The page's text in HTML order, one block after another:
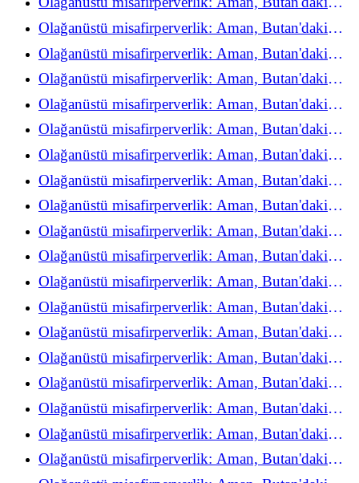
refah deneyimini yeniden keşfediyor
Olağanüstü misafirperverlik: Aman, Butan'daki
refah deneyimini yeniden keşfediyor
Olağanüstü misafirperverlik: Aman, Butan'daki
refah deneyimini yeniden keşfediyor
Olağanüstü misafirperverlik: Aman, Butan'daki
refah deneyimini yeniden keşfediyor
Olağanüstü misafirperverlik: Aman, Butan'daki
refah deneyimini yeniden keşfediyor
Olağanüstü misafirperverlik: Aman, Butan'daki
refah deneyimini yeniden keşfediyor
Olağanüstü misafirperverlik: Aman, Butan'daki
refah deneyimini yeniden keşfediyor
Olağanüstü misafirperverlik: Aman, Butan'daki
refah deneyimini yeniden keşfediyor
Olağanüstü misafirperverlik: Aman, Butan'daki
refah deneyimini yeniden keşfediyor
Olağanüstü misafirperverlik: Aman, Butan'daki
refah deneyimini yeniden keşfediyor
Olağanüstü misafirperverlik: Aman, Butan'daki
refah deneyimini yeniden keşfediyor
Olağanüstü misafirperverlik: Aman, Butan'daki
refah deneyimini yeniden keşfediyor
Olağanüstü misafirperverlik: Aman, Butan'daki
refah deneyimini yeniden keşfediyor
Olağanüstü misafirperverlik: Aman, Butan'daki
refah deneyimini yeniden keşfediyor
Olağanüstü misafirperverlik: Aman, Butan'daki
refah deneyimini yeniden keşfediyor
Olağanüstü misafirperverlik: Aman, Butan'daki
refah deneyimini yeniden keşfediyor
Olağanüstü misafirperverlik: Aman, Butan'daki
refah deneyimini yeniden keşfediyor
Olağanüstü misafirperverlik: Aman, Butan'daki
refah deneyimini yeniden keşfediyor
Olağanüstü misafirperverlik: Aman, Butan'daki
refah deneyimini yeniden keşfediyor